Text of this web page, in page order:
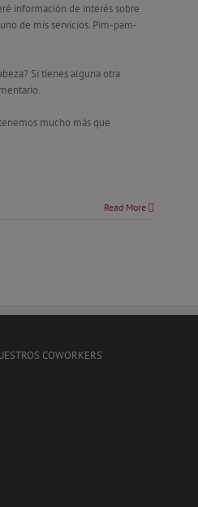
información de interés sobre
de mis servicios. Pim-pam-
Si tienes alguna otra
mucho más que
Read More
COWORKERS